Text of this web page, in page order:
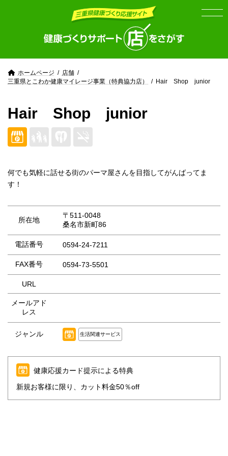
ホームページ
店舗
三重県とこわか健康マイレージ事業（特典協力店）
Hair Shop junior
Hair Shop junior
何でも気軽に話せる街のパーマ屋さんを目指してがんばってま
す！
所在地
〒511-0048
桑名市新町86
電話番号 0594-24-7211
FAX番号 0594-73-5501
URL
メールアド
レス
ジャンル 生活関連サービス
健康応援カード提示による特典
新規お客様に限り、カット料金50％off